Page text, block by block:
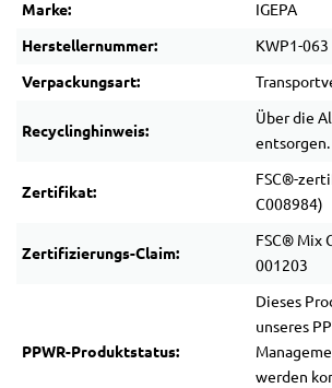
Marke: IGEPA
Herstellernummer: KWP1-063
Verpackungsart:
Recyclinghinweis:
Über die
entsorgen.
Zertifikat:
FSC®-
C008984)
Zertifizierungs-Claim:
FSC® Mix
001203
PPWR-Produktstatus:
Dieses
unseres
werden